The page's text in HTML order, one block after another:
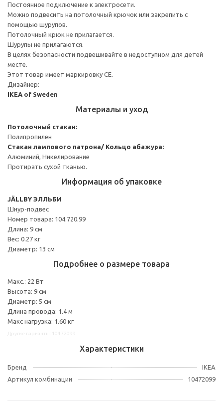
Постоянное подключение к электросети.
Можно подвесить на потолочный крючок или закрепить с
помощью шурупов.
Потолочный крюк не прилагается.
Шурупы не прилагаются.
В целях безопасности подвешивайте в недоступном для детей
месте.
Этот товар имеет маркировку CE.
Дизайнер:
IKEA of Sweden
Материалы и уход
Потолочный стакан:
Полипропилен
Стакан лампового патрона/ Кольцо абажура:
Алюминий, Никелирование
Протирать сухой тканью.
Информация об упаковке
JÄLLBY ЭЛЛЬБИ
Шнур-подвес
Номер товара: 104.720.99
Длина: 9 см
Вес: 0.27 кг
Диаметр: 13 см
Подробнее о размере товара
Макс.: 22 Вт
Высота: 9 см
Диаметр: 5 см
Длина провода: 1.4 м
Макс нагрузка: 1.60 кг
Характеристики
Бренд
IKEA
Артикул комбинации
10472099